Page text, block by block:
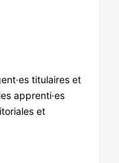
titulaires et
apprenti·es
et